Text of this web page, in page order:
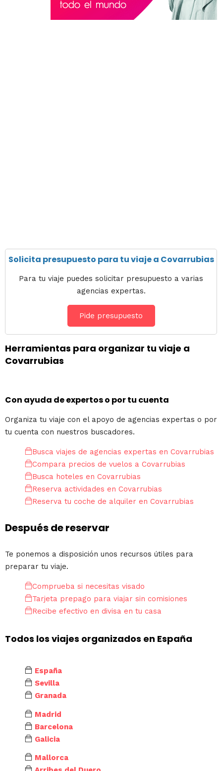
Solicita presupuesto para tu viaje a Covarrubias
Para tu viaje puedes solicitar presupuesto a varias
agencias expertas.
Pide presupuesto
Herramientas para organizar tu viaje a
Covarrubias
Con ayuda de expertos o por tu cuenta
Organiza tu viaje con el apoyo de agencias expertas o por
tu cuenta con nuestros buscadores.
Busca viajes de agencias expertas en Covarrubias
Compara precios de vuelos a Covarrubias
Busca hoteles en Covarrubias
Reserva actividades en Covarrubias
Reserva tu coche de alquiler en Covarrubias
Después de reservar
Te ponemos a disposición unos recursos útiles para
preparar tu viaje.
Comprueba si necesitas visado
Tarjeta prepago para viajar sin comisiones
Recibe efectivo en divisa en tu casa
Todos los viajes organizados en España
España
Sevilla
Granada
Madrid
Barcelona
Galicia
Mallorca